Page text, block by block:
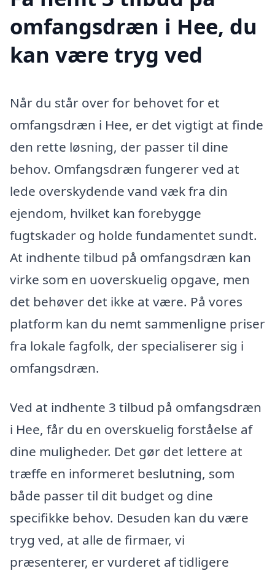
omfangsdræn i Hee, du
kan være tryg ved
Når du står over for behovet for et
omfangsdræn i Hee, er det vigtigt at finde
den rette løsning, der passer til dine
behov. Omfangsdræn fungerer ved at
lede overskydende vand væk fra din
ejendom, hvilket kan forebygge
fugtskader og holde fundamentet sundt.
At indhente tilbud på omfangsdræn kan
virke som en uoverskuelig opgave, men
det behøver det ikke at være. På vores
platform kan du nemt sammenligne priser
fra lokale fagfolk, der specialiserer sig i
omfangsdræn.
Ved at indhente 3 tilbud på omfangsdræn
i Hee, får du en overskuelig forståelse af
dine muligheder. Det gør det lettere at
træffe en informeret beslutning, som
både passer til dit budget og dine
specifikke behov. Desuden kan du være
tryg ved, at alle de firmaer, vi
præsenterer, er vurderet af tidligere